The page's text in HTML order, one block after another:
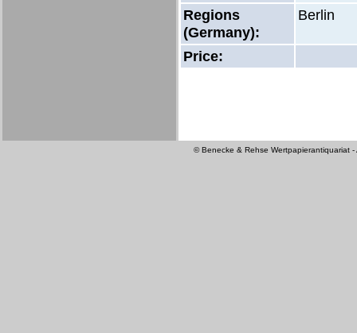
Regions
(Germany):
Berlin
Price:
© Benecke & Rehse Wertpapierantiquariat